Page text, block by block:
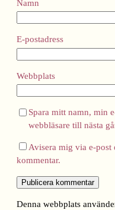
Namn
E-postadress
Webbplats
Spara mitt namn, min
webbläsare till nästa
Avisera mig via e-post
kommentar.
Denna webbplats